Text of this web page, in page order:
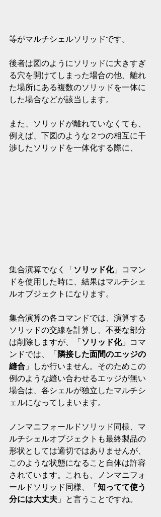
等がマルチシェルソリッドです。
後者は図のようにソリッドに大きすぎ
る穴を開けてしまった場合の他、離れ
た場所にある複数のソリッドを一体に
した場合などが該当します。
また、ソリッドが離れていなくても、
例えば、下図のような２つの相互に干
渉したソリッドを一体化する際に、
集合演算でなく「ソリッド化」コマン
ドを使用した時に、結果はマルチシェ
ルオブジェクトになります。
集合演算の各コマンドでは、演算する
ソリッドの交線を計算し、不要な部分
は削除しますが、「ソリッド化」コマ
ンドでは、「隣接した面間のエッジの
縫合 」しか行いません。そのためこの
例のような縫い合わせるエッジが無い
場合は、各シェルが独立したマルチシ
ェルになってしまいます。
ノンマニフォールドソリッド同様、マ
ルチシェルオブジェクトも最終製品の
形状としては適切ではありませんが、
このような状態になること自体は許容
されています。これも、ノンマニフォ
ールドソリッド同様、「知ってて使う
分には大丈夫 」と言うことですね。